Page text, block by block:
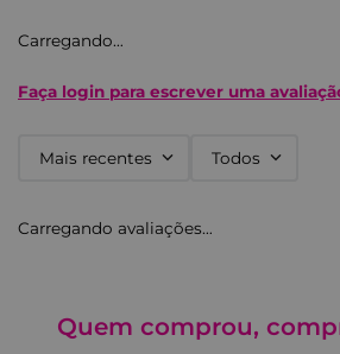
Carregando…
Faça login para escrever uma
Mais recentes Todos
Carregando avaliações…
Quem comprou,